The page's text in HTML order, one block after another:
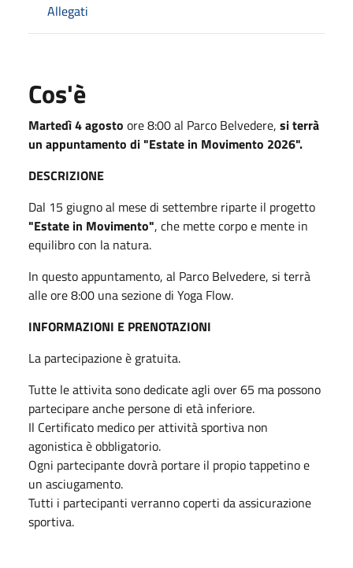
Allegati
Cos'è
Martedì 4 agosto ore 8:00 al Parco Belvedere, si terrà
un appuntamento di "Estate in Movimento 2026".
DESCRIZIONE
Dal 15 giugno al mese di settembre riparte il progetto
"Estate in Movimento", che mette corpo e mente in
equilibro con la natura.
In questo appuntamento, al Parco Belvedere, si terrà
alle ore 8:00 una sezione di Yoga Flow.
INFORMAZIONI E PRENOTAZIONI
La partecipazione è gratuita.
Tutte le attivita sono dedicate agli over 65 ma possono
partecipare anche persone di età inferiore.
Il Certificato medico per attività sportiva non
agonistica è obbligatorio.
Ogni partecipante dovrà portare il propio tappetino e
un asciugamento.
Tutti i partecipanti verranno coperti da assicurazione
sportiva.